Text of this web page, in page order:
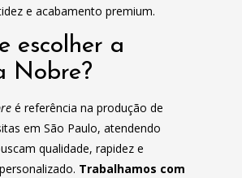
e acabamento premium.
escolher a
Nobre?
é referência na produção de
em São Paulo, atendendo
qualidade, rapidez e
Trabalhamos com